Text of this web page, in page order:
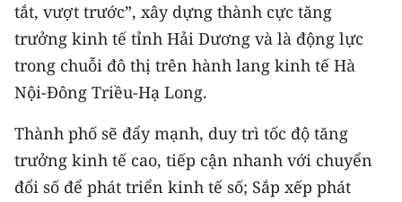
Infographic
TIN MỚI
Trung du và miền núi phía Bắc
Đồng bằng sông Hồng
tắt, vượt trước”, xây dựng thành cực tăng
trưởng kinh tế tỉnh Hải Dương và là động lực
trong chuỗi đô thị trên hành lang kinh tế Hà
Nội-Đông Triều-Hạ Long.
Thành phố sẽ đẩy mạnh, duy trì tốc độ tăng
trưởng kinh tế cao, tiếp cận nhanh với chuyển
đổi số để phát triển kinh tế số; Sắp xếp phát